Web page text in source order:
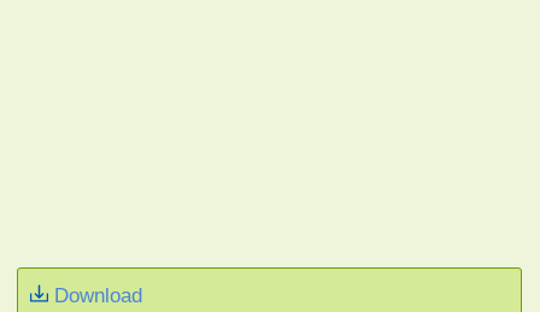
Download